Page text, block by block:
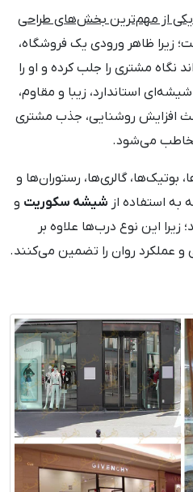
یکی از مهم‌ترین بخش‌های طراحی
زیرا ظاهر ورودی یک فروشگاه،
مشتری را جلب کرده و او را
استاندارد، زیبا و مقاوم،
افزایش روشنایی، جذب مشتری
مخاطب می‌شود.
گالری‌ها، رستوران‌ها و
استفاده از شیشه سکوریت و
زیرا این نوع درب‌ها علاوه بر
و عملکرد روان را تضمین می‌کنند.